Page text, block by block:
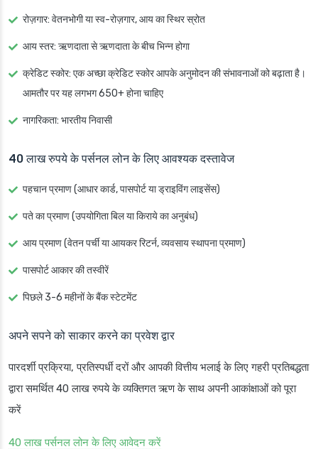
रोज़गार: वेतनभोगी या स्व-रोज़गार, आय का स्थिर स्रोत
आय स्तर: ऋणदाता से ऋणदाता के बीच भिन्न होगा
क्रेडिट स्कोर: एक अच्छा क्रेडिट स्कोर आपके अनुमोदन की संभावनाओं को बढ़ाता है।
आमतौर पर यह लगभग 650+ होना चाहिए
नागरिकता: भारतीय निवासी
40 लाख रुपये के पर्सनल लोन के लिए आवश्यक दस्तावेज
पहचान प्रमाण (आधार कार्ड, पासपोर्ट या ड्राइविंग लाइसेंस)
पते का प्रमाण (उपयोगिता बिल या किराये का अनुबंध)
आय प्रमाण (वेतन पर्ची या आयकर रिटर्न, व्यवसाय स्थापना प्रमाण)
पासपोर्ट आकार की तस्वीरें
पिछले 3-6 महीनों के बैंक स्टेटमेंट
अपने सपने को साकार करने का प्रवेश द्वार
पारदर्शी प्रक्रिया, प्रतिस्पर्धी दरों और आपकी वित्तीय भलाई के लिए गहरी प्रतिबद्धता
द्वारा समर्थित 40 लाख रुपये के व्यक्तिगत ऋण के साथ अपनी आकांक्षाओं को पूरा
करें
40 लाख पर्सनल लोन के लिए आवेदन करें